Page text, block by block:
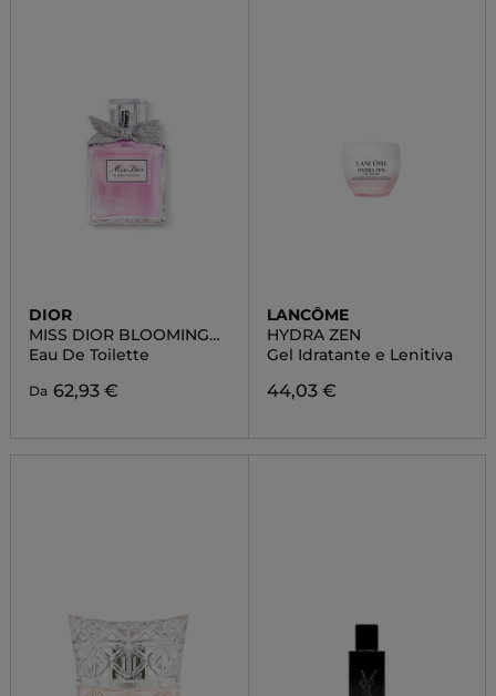
DIOR
MISS DIOR BLOOMING
BOUQUET
Eau De Toilette
Da 62,93 €
LANCÔME
HYDRA ZEN
Gel Idratante e Lenitiva
44,03 €